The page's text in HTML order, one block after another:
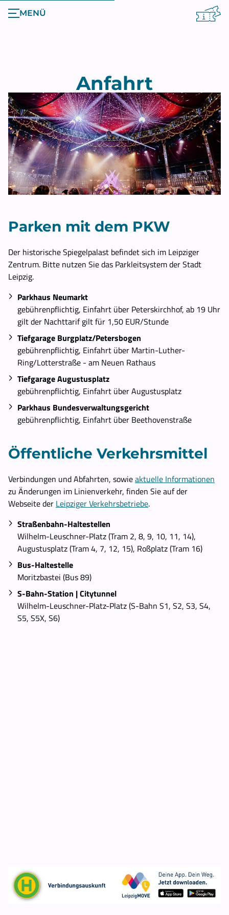
MENÜ
Anfahrt
Parken mit dem PKW
Der historische Spiegelpalast befindet sich im Leipziger
Zentrum. Bitte nutzen Sie das Parkleitsystem der Stadt
Leipzig.
Parkhaus Neumarkt
gebührenpflichtig, Einfahrt über Peterskirchhof, ab 19 Uhr
gilt der Nachttarif gilt für 1,50 EUR/Stunde
Tiefgarage Burgplatz/Petersbogen
gebührenpflichtig, Einfahrt über Martin-Luther-
Ring/Lotterstraße - am Neuen Rathaus
Tiefgarage Augustusplatz
gebührenpflichtig, Einfahrt über Augustusplatz
Parkhaus Bundesverwaltungsgericht
gebührenpflichtig, Einfahrt über Beethovenstraße
Öffentliche Verkehrsmittel
Verbindungen und Abfahrten, sowieaktuelle Informationen
zu Änderungen im Linienverkehr, finden Sie auf der
Webseite der Leipziger Verkehrsbetriebe.
Straßenbahn-Haltestellen
Wilhelm-Leuschner-Platz (Tram 2, 8, 9, 10, 11, 14),
Augustusplatz (Tram 4, 7, 12, 15), Roßplatz (Tram 16)
Bus-Haltestelle
Moritzbastei (Bus 89)
S-Bahn-Station | Citytunnel
Wilhelm-Leuschner-Platz-Platz (S-Bahn S1, S2, S3, S4,
S5, S5X, S6)